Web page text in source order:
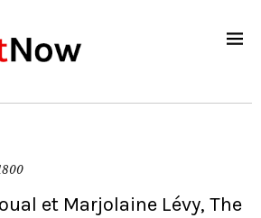
et Marjolaine Lévy, The